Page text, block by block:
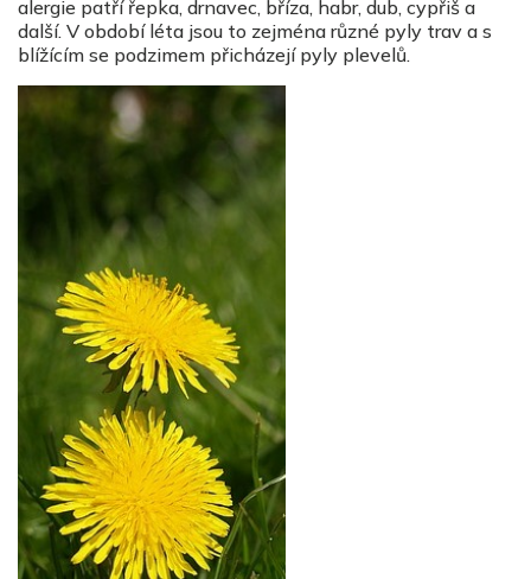
alergie patří řepka, drnavec, bříza, habr, dub, cypřiš a
další. V období léta jsou to zejména různé pyly trav a s
blížícím se podzimem přicházejí pyly plevelů.